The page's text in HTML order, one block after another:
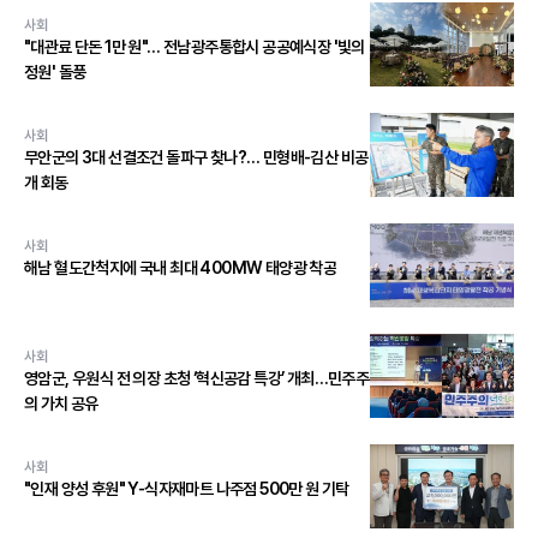
사회
"대관료 단돈 1만 원"… 전남광주통합시 공공예식장 '빛의
정원' 돌풍
사회
무안군의 3대 선결조건 돌파구 찾나?… 민형배-김산 비공
개 회동
사회
해남 혈도간척지에 국내 최대 400MW 태양광 착공
사회
영암군, 우원식 전 의장 초청 ‘혁신공감 특강’ 개최…민주주
의 가치 공유
사회
"인재 양성 후원" Y-식자재마트 나주점 500만 원 기탁